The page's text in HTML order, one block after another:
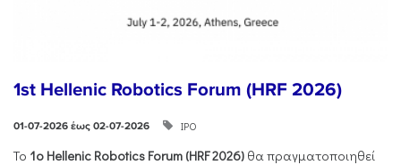
1st Hellenic Robotics Forum (HRF 2026)
01-07-2026 έως 02-07-2026 ΙΡΟ
Το 1ο Hellenic Robotics Forum (HRF2026) θα πραγματοποιηθεί